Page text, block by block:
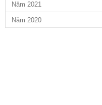
Năm 2021
Năm 2020